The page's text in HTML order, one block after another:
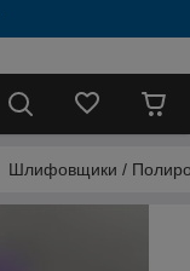
Шлифовщики /